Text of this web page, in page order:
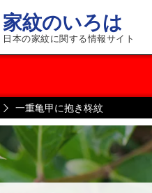
家紋のいろは
日本の家紋に関する情報サイト
一重亀甲に抱き柊紋